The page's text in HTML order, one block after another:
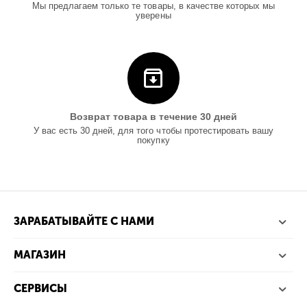
Мы предлагаем только те товары, в качестве которых мы
уверены
Возврат товара в течение 30 дней
У вас есть 30 дней, для того чтобы протестировать вашу
покупку
ЗАРАБАТЫВАЙТЕ С НАМИ
МАГАЗИН
СЕРВИСЫ